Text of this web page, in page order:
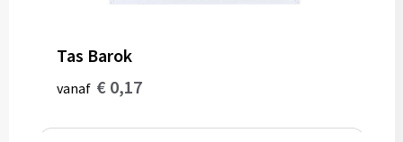
Tas Barok
vanaf € 0,17